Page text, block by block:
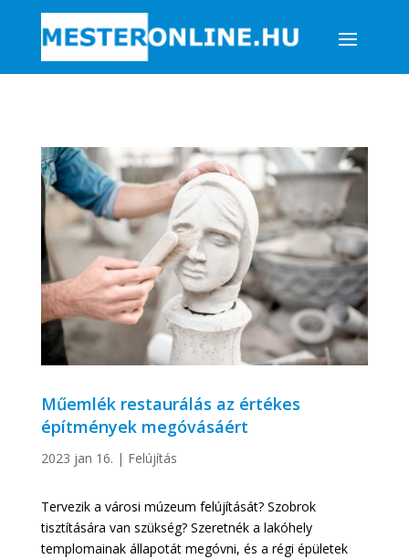
Műemlék restaurálás az értékes
építmények megóvásáért
2023 jan 16. | Felújítás
Tervezik a városi múzeum felújítását? Szobrok
tisztítására van szükség? Szeretnék a lakóhely
templomainak állapotát megóvni, és a régi épületek